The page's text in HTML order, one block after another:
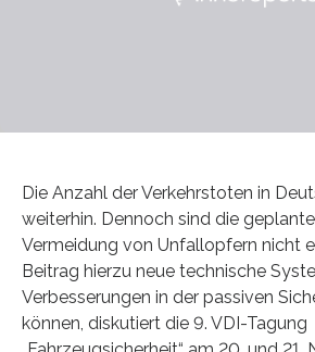
Die Anzahl der Verkehrstoten in
weiterhin. Dennoch sind die
Vermeidung von Unfallopfern nicht
Beitrag hierzu neue technische
Verbesserungen in der passiven
können, diskutiert die 9. VDI-Tagung